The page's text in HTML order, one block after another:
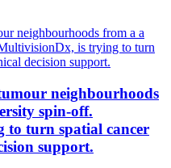
neighbourhoods
spin-off.
turn spatial cancer
support.